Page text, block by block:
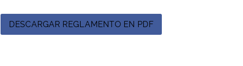
DESCARGAR REGLAMENTO EN PDF